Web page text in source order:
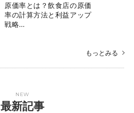
原価率とは？飲食店の原価
率の計算方法と利益アップ
戦略…
もっとみる
NEW
最新記事